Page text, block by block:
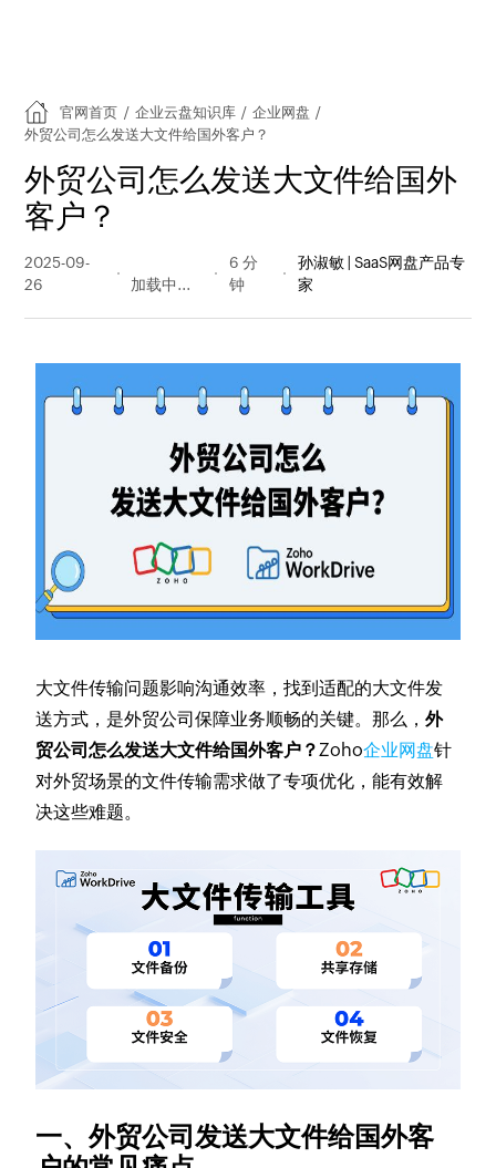
官网首页 / 企业云盘知识库 / 企业网盘 /
外贸公司怎么发送大文件给国外客户？
外贸公司怎么发送大文件给国外
客户？
2025-09-
26
量
6 分
钟
孙淑敏 | SaaS网盘产品专
家
大文件传输问题影响沟通效率，找到适配的大文件发
送方式，是外贸公司保障业务顺畅的关键。那么，外
贸公司怎么发送大文件给国外客户？Zoho企业网盘针
对外贸场景的文件传输需求做了专项优化，能有效解
决这些难题。
一、外贸公司发送大文件给国外客